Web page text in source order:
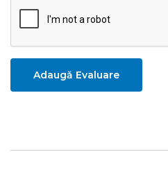
Adaugă Evaluare